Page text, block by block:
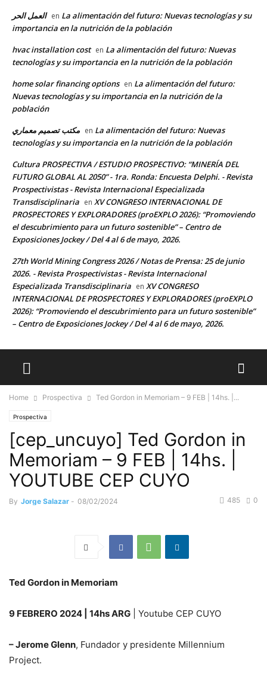
العمل الحر en La alimentación del futuro: Nuevas tecnologías y su
importancia en la nutrición de la población
hvac installation cost en La alimentación del futuro: Nuevas
tecnologías y su importancia en la nutrición de la población
home solar financing options en La alimentación del futuro:
Nuevas tecnologías y su importancia en la nutrición de la
población
مكتب تصميم معماري en La alimentación del futuro: Nuevas
tecnologías y su importancia en la nutrición de la población
Cultura PROSPECTIVA / ESTUDIO PROSPECTIVO: “MINERÍA DEL
FUTURO GLOBAL AL 2050” - 1ra. Ronda: Encuesta Delphi. - Revista
Prospectivistas - Revista Internacional Especializada
Transdisciplinaria en XV CONGRESO INTERNACIONAL DE
PROSPECTORES Y EXPLORADORES (proEXPLO 2026): “Promoviendo
el descubrimiento para un futuro sostenible” – Centro de
Exposiciones Jockey / Del 4 al 6 de mayo, 2026.
27th World Mining Congress 2026 / Notas de Prensa: 25 de junio
2026. - Revista Prospectivistas - Revista Internacional
Especializada Transdisciplinaria en XV CONGRESO
INTERNACIONAL DE PROSPECTORES Y EXPLORADORES (proEXPLO
2026): “Promoviendo el descubrimiento para un futuro sostenible”
– Centro de Exposiciones Jockey / Del 4 al 6 de mayo, 2026.